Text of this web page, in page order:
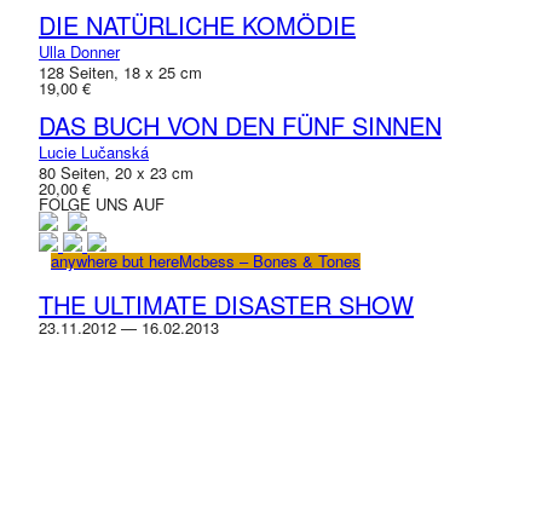
DIE NATÜRLICHE KOMÖDIE
Ulla Donner
128 Seiten, 18 x 25 cm
19,00 €
DAS BUCH VON DEN FÜNF SINNEN
Lucie Lučanská
80 Seiten, 20 x 23 cm
20,00 €
FOLGE UNS AUF
anywhere but hereMcbess – Bones & Tones
THE ULTIMATE DISASTER SHOW
23.11.2012 — 16.02.2013